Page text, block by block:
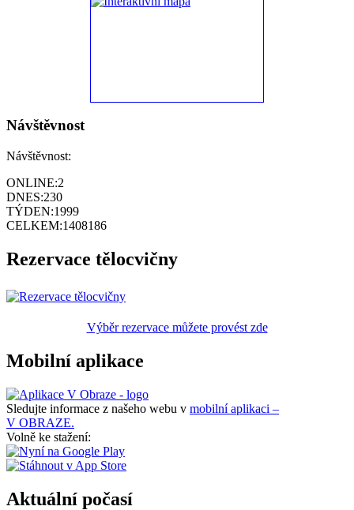
Návštěvnost
Návštěvnost:
ONLINE:2
DNES:230
TÝDEN:1999
CELKEM:1408186
Rezervace tělocvičny
Výběr rezervace můžete provést zde
Mobilní aplikace
Sledujte informace z našeho webu v mobilní aplikaci –
V OBRAZE.
Volně ke stažení:
Aktuální počasí